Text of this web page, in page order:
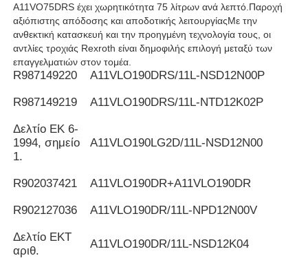
Υδραυλική βαλβίδα Rexroth
Συσκευές φίλτρου Rexroth
A11VO75DRS έχει χωρητικότητα 75 λίτρων ανά λεπτό.Παροχή
αξιόπιστης απόδοσης και αποδοτικής λειτουργίαςΜε την
ανθεκτική κατασκευή και την προηγμένη τεχνολογία τους, οι
αντλίες τροχιάς Rexroth είναι δημοφιλής επιλογή μεταξύ των
επαγγελματιών στον τομέα.
R987149220 Α11VLO190DRS/11L-NSD12N00P
R987149219 Α11VLO190DRS/11L-NTD12K02P
Δελτίο ΕΚ 6-
1994, σημείο
1.
Α11VLO190LG2D/11L-NSD12N00
R902037421 Α11VLO190DR+A11VLO190DR
R902127036 Α11VLO190DR/11L-NPD12N00V
Δελτίο ΕΚΤ
αριθ.
Α11VLO190DR/11L-NSD12K04